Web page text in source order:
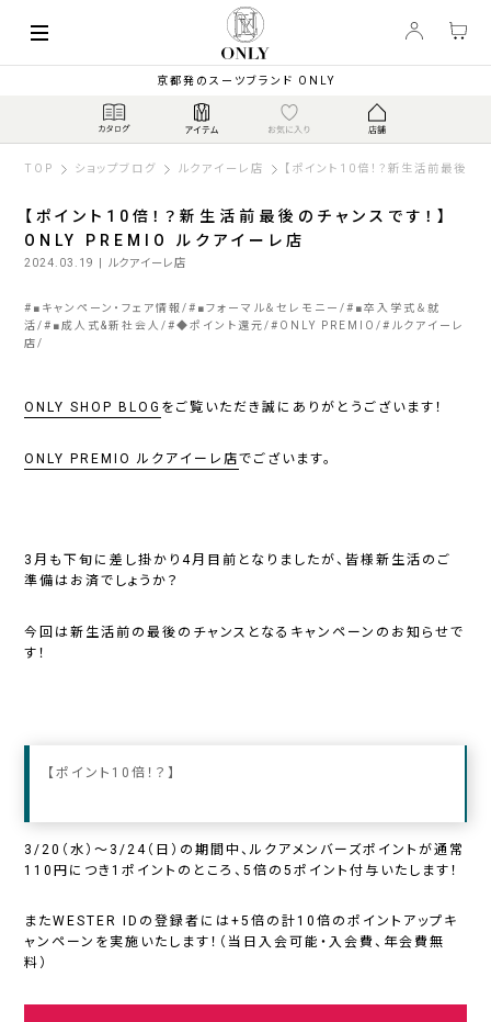
京都発のスーツブランド ONLY
TOP ショップブログ ルクアイーレ店 【ポイント10倍！？新生活前最後
【ポイント10倍！？新生活前最後のチャンスです！】
ONLY PREMIO ルクアイーレ店
2024.03.19 | ルクアイーレ店
# ■キャンペーン・フェア情報 # ■フォーマル＆セレモニー # ■卒入学式＆就
活 # ■成人式&新社会人 #◆ポイント還元 # ONLY PREMIO # ルクアイーレ
店
ONLY SHOP BLOG をご覧いただき誠にありがとうございます！
ONLY PREMIO ルクアイーレ店でございます。
3月も下旬に差し掛かり4月目前となりましたが、皆様新生活のご
準備はお済でしょうか？
今回は新生活前の最後のチャンスとなるキャンペーンのお知らせで
す！
【ポイント10倍！？】
3/20（水）～3/24（日）の期間中、ルクアメンバーズポイントが通常
110円につき1ポイントのところ、5倍の5ポイント付与いたします！
またWESTER IDの登録者には+5倍の計10倍のポイントアップキ
ャンペーンを実施いたします！（当日入会可能・入会費、年会費無
料）